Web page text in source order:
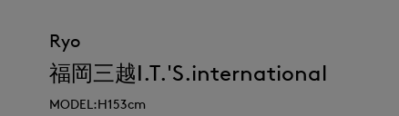
Ryo
福岡三越I.T.'S.international
MODEL:H153cm